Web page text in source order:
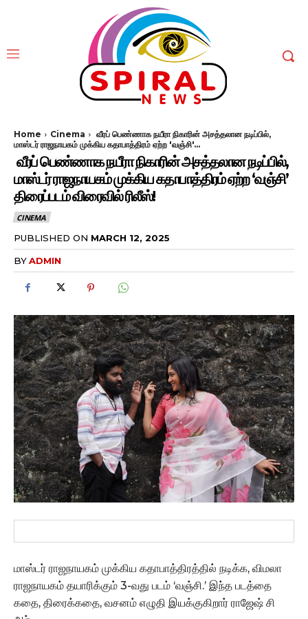
Home Cinema
வீரப் பெண்ணாக நயீரா நிகாரின் அசத்தலான நடிப்பில்,
மாஸ்டர் ராஜநாயகம் முக்கிய கதாபாத்திரம் ஏற்ற 'வஞ்சி'...
வீரப் பெண்ணாக நயீரா நிகாரின் அசத்தலான நடிப்பில்,
மாஸ்டர் ராஜநாயகம் முக்கிய கதாபாத்திரம் ஏற்ற ‘வஞ்சி’
திரைப்படம் விரைவில் ரிலீஸ்!
CINEMA
PUBLISHED ON MARCH 12, 2025
BYADMIN
மாஸ்டர் ராஜநாயகம் முக்கிய கதாபாத்திரத்தில் நடிக்க, விமலா
ராஜநாயகம் தயாரிக்கும் 3-வது படம் ‘வஞ்சி.’ இந்த படத்தை
கதை, திரைக்கதை, வசனம் எழுதி இயக்குகிறார் ராஜேஷ் சி